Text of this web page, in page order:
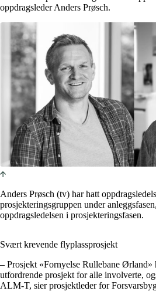
oppdragsleder Anders Prøsch.
Anders Prøsch (tv) har hatt
prosjekteringsgruppen under
oppdragsledelsen i prosjekteringsfasen.
Svært krevende flyplassprosjekt
– Prosjekt «Fornyelse Rullebane Ørland»
utfordrende prosjekt for alle involverte,
ALM-T, sier prosjektleder for